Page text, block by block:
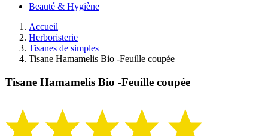
Beauté & Hygiène
Accueil
Herboristerie
Tisanes de simples
Tisane Hamamelis Bio -Feuille coupée
Tisane Hamamelis Bio -Feuille coupée